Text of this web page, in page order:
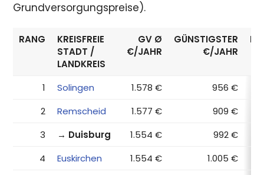
Grundversorgungspreise).
RANG
KREISFREIE
STADT /
LANDKREIS
GV Ø
€/JAHR
GÜNSTIGSTER
€/JAHR
1 Solingen 1.578 €
956 €
2
Remscheid 1.577 €
909 €
3
→ Duisburg 1.554 €
992 €
4
Euskirchen 1.554 €
1.005 €